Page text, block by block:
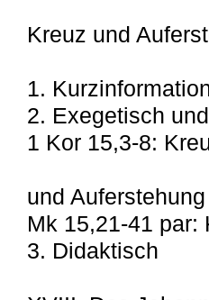
Kreuz und
1.
2. Exegetisch
1 Kor 15,3-8:
und
Mk 15,21-41 par:
3. Didaktisch